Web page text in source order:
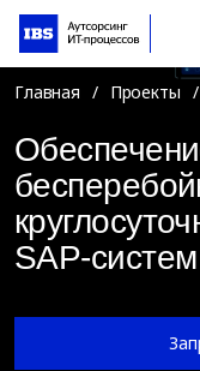
Главная / Проекты /
SAP-систем